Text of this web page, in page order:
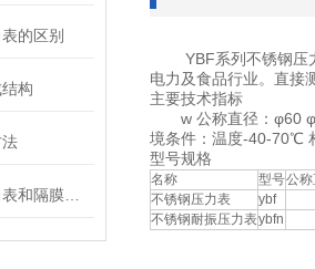
的区别
构
YBF系列不锈钢压
电力及食品行业。直接
主要技术指标
w 公称直径：φ60
境条件：温度-40-70℃
型号规格
名称 型号公
不锈钢压力表
ybf
不锈钢耐振压力表ybfn